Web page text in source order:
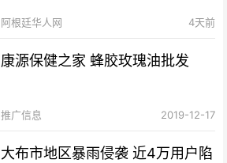
阿根廷华人网 4天前
康源保健之家 蜂胶玫瑰油批发
推广信息 2019-12-17
大布市地区暴雨侵袭 近4万用户陷